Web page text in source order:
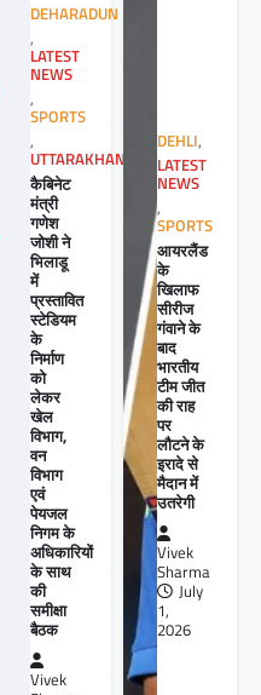
DEHARADUN
,
LATEST
NEWS
,
SPORTS
,
UTTARAKHAND
कैबिनेट
मंत्री
गणेश
जोशी ने
भिलाडू
में
प्रस्तावित
स्टेडियम
के
निर्माण
को
लेकर
खेल
विभाग,
वन
विभाग
एवं
पेयजल
निगम के
अधिकारियों
के साथ
की
समीक्षा
बैठक
Vivek
DEHLI,
LATEST
NEWS
,
SPORTS
आयरलैंड
के
खिलाफ
सीरीज
गंवाने के
बाद
भारतीय
टीम जीत
की राह
पर
लौटने के
इरादे से
मैदान में
उतरेगी
Vivek
Sharma
July
1,
2026